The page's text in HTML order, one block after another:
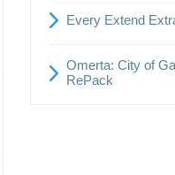
Every Extend
Omerta: City of
ReРack